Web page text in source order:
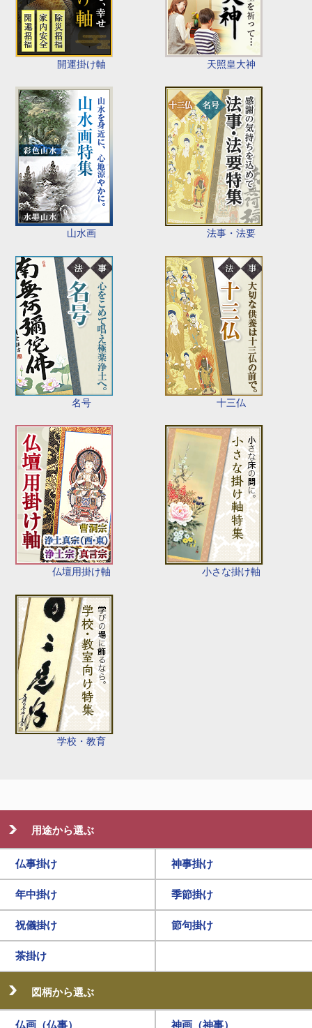
開運掛け軸 天照皇大神
山水画 法事・法要
名号 十三仏
仏壇用掛け軸 小さな掛け軸
学校・教育
用途から選ぶ
仏事掛け 神事掛け
年中掛け 季節掛け
祝儀掛け 節句掛け
茶掛け
図柄から選ぶ
仏画（仏事） 神画（神事）